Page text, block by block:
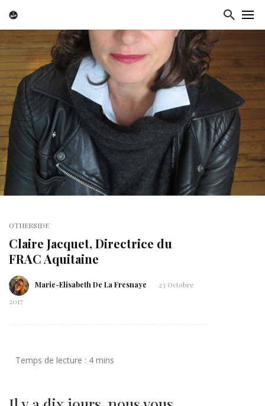
OTHERSIDE
Claire Jacquet, Directrice du
FRAC Aquitaine
Marie-Elisabeth De La Fresnaye
23 Octobre
2017